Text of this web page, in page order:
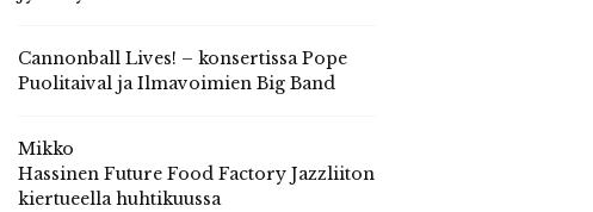
Cannonball Lives! – konsertissa Pope
Puolitaival ja Ilmavoimien Big Band
Mikko
Hassinen Future Food Factory Jazzliiton
kiertueella huhtikuussa